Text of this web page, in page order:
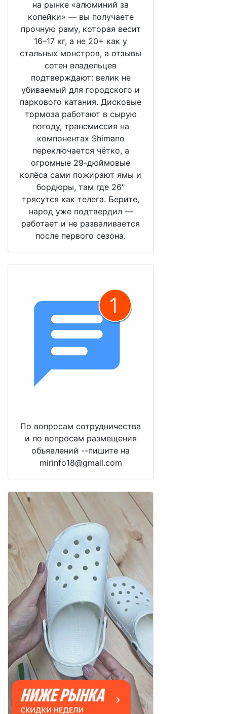
на рынке «алюминий за
копейки» — вы получаете
прочную раму, которая весит
16–17 кг, а не 20+ как у
стальных монстров, а отзывы
сотен владельцев
подтверждают: велик не
убиваемый для городского и
паркового катания. Дисковые
тормоза работают в сырую
погоду, трансмиссия на
компонентах Shimano
переключается чётко, а
огромные 29-дюймовые
колёса сами пожирают ямы и
бордюры, там где 26"
трясутся как телега. Берите,
народ уже подтвердил —
работает и не разваливается
после первого сезона.
По вопросам сотрудничества
и по вопросам размещения
объявлений --пишите на
mirinfo18@gmail.com